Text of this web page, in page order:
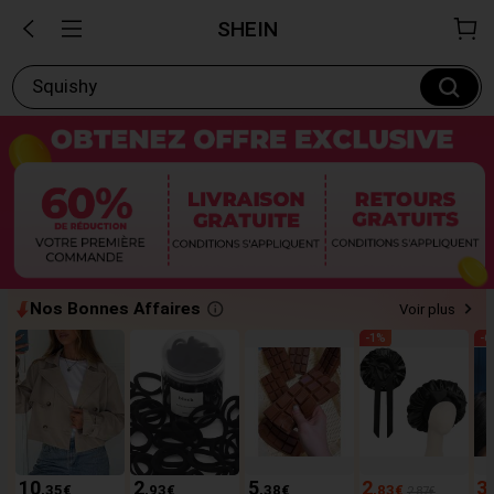
SHEIN
Squishy
Nos Bonnes Affaires Voir plus
10,35€ 2,93€ 5,38€
-1 %
2,83€
-6